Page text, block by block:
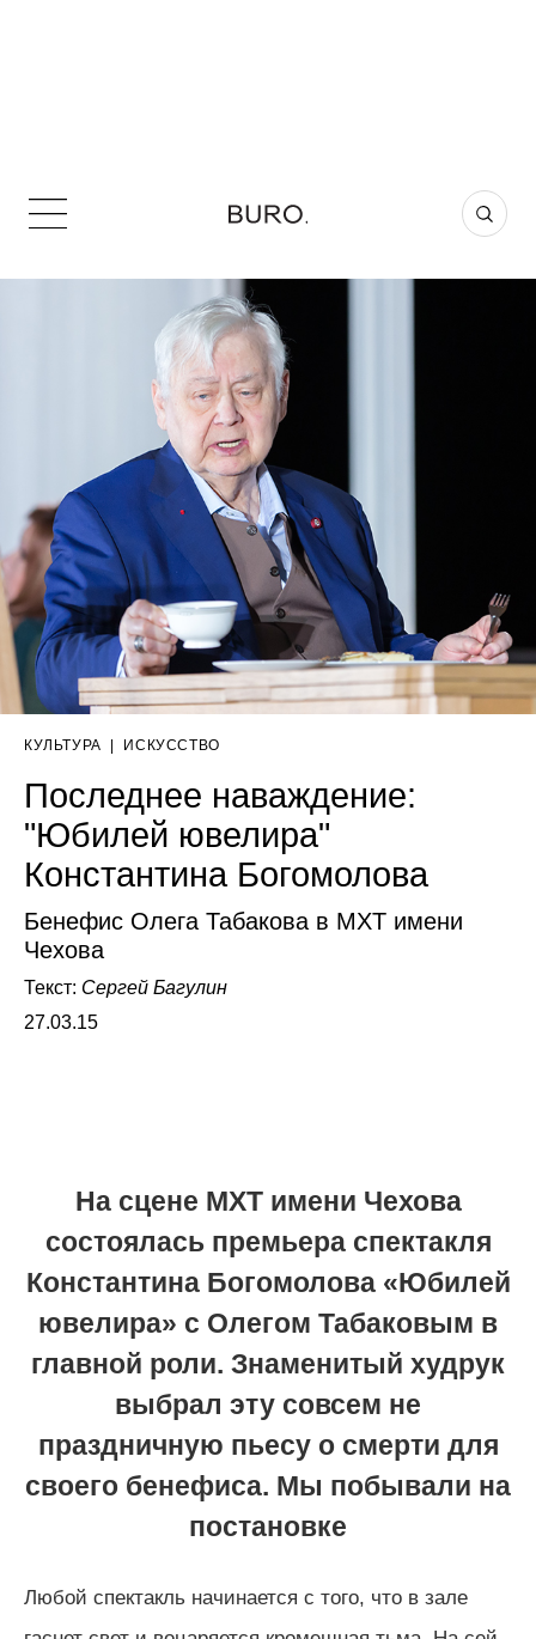
КУЛЬТУРА | ИСКУССТВО
Последнее наваждение:
"Юбилей ювелира"
Константина Богомолова
Бенефис Олега Табакова в МХТ имени
Чехова
Текст: Сергей Багулин
27.03.15
На сцене МХТ имени Чехова
состоялась премьера спектакля
Константина Богомолова «Юбилей
ювелира» с Олегом Табаковым в
главной роли. Знаменитый худрук
выбрал эту совсем не
праздничную пьесу о смерти для
своего бенефиса. Мы побывали на
постановке
Любой спектакль начинается с того, что в зале